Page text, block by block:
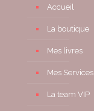
Accueil
La boutique
Mes livres
Mes Services
La team VIP